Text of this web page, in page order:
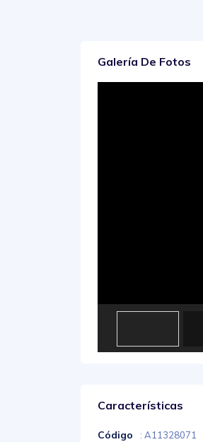
Galería De Fotos
Características
Código : A11328071